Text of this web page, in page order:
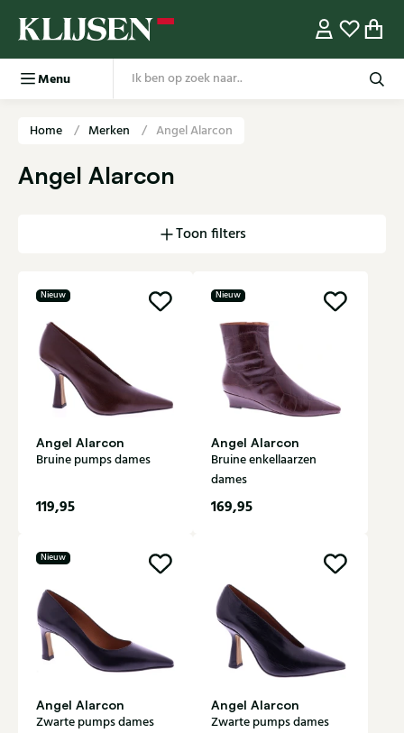
Menu
Home Merken Angel Alarcon
Angel Alarcon
Toon filters
Nieuw
Angel Alarcon
Bruine pumps dames
119,95
Nieuw
Angel Alarcon
Bruine enkellaarzen
dames
169,95
Nieuw
Angel Alarcon
Zwarte pumps dames
Angel Alarcon
Zwarte pumps dames